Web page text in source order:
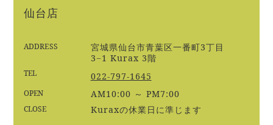
仙台店
ADDRESS
宮城県仙台市青葉区一番町3丁目
3−1 Kurax 3階
TEL 022-797-1645
OPEN AM10:00 ～ PM7:00
CLOSE Kuraxの休業日に準じます